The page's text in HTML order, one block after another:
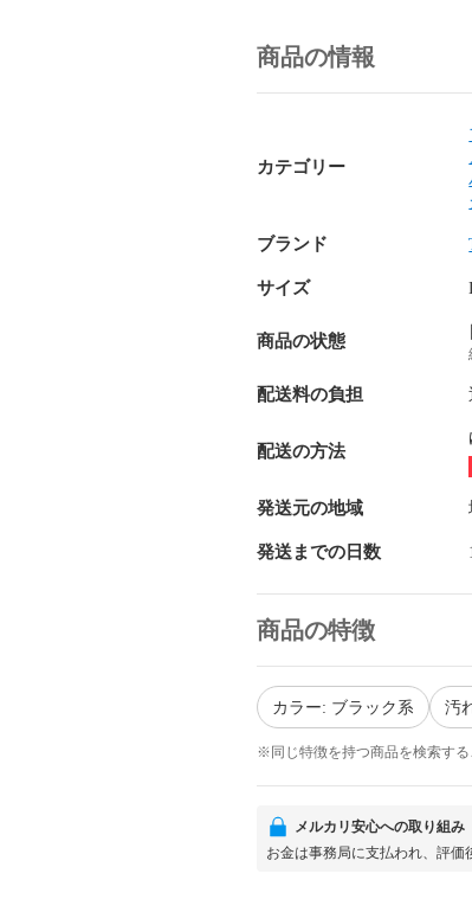
商品の情報
カテゴリー
ブランド
サイズ
商品の状態
配送料の負担
配送の方法
発送元の地域
発送までの日数
商品の特徴
カラー: ブラック系 汚
※同じ特徴を持つ商品を検索する
メルカリ安心への取り組み
お金は事務局に支払われ、評価